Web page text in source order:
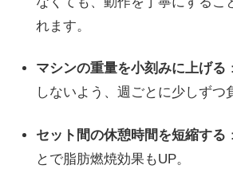
れます。
マシンの重量を小刻みに上げる
しないよう、週ごとに少しずつ
セット間の休憩時間を短縮する
とで脂肪燃焼効果もUP。